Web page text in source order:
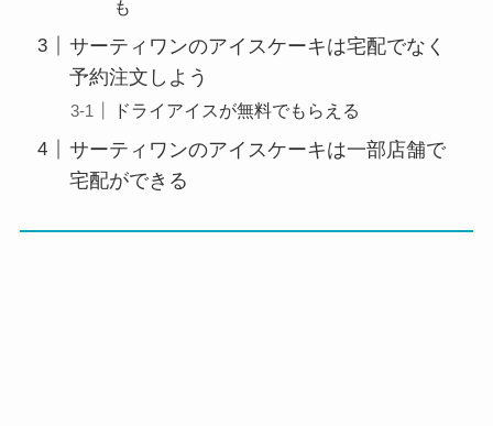
も
サーティワンのアイスケーキは宅配でなく
予約注文しよう
ドライアイスが無料でもらえる
サーティワンのアイスケーキは一部店舗で
宅配ができる